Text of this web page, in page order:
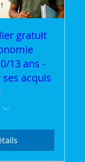
gratuit
13 ans -
acquis